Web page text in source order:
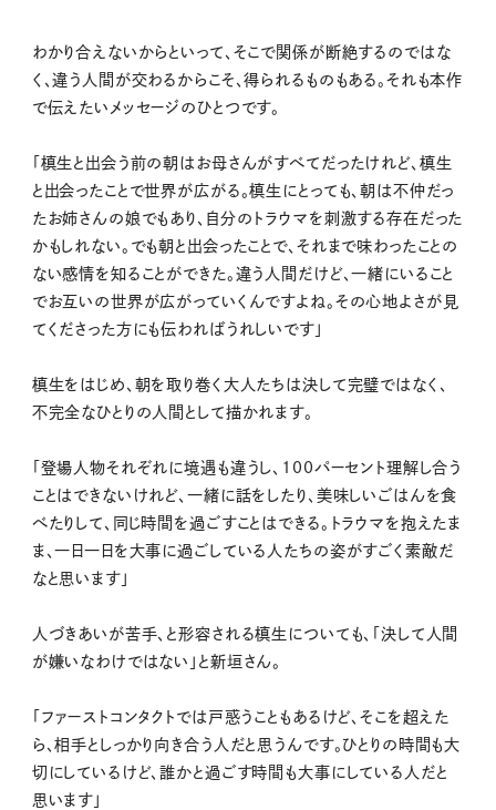
わかり合えないからといって、そこで関係が断絶するのではな
く、違う人間が交わるからこそ、得られるものもある。それも本作
で伝えたいメッセージのひとつです。
「槙生と出会う前の朝はお母さんがすべてだったけれど、槙生
と出会ったことで世界が広がる。槙生にとっても、朝は不仲だっ
たお姉さんの娘でもあり、自分のトラウマを刺激する存在だった
かもしれない。でも朝と出会ったことで、それまで味わったことの
ない感情を知ることができた。違う人間だけど、一緒にいること
でお互いの世界が広がっていくんですよね。その心地よさが見
てくださった方にも伝わればうれしいです」
槙生をはじめ、朝を取り巻く大人たちは決して完璧ではなく、
不完全なひとりの人間として描かれます。
「登場人物それぞれに境遇も違うし、100パーセント理解し合う
ことはできないけれど、一緒に話をしたり、美味しいごはんを食
べたりして、同じ時間を過ごすことはできる。トラウマを抱えたま
ま、一日一日を大事に過ごしている人たちの姿がすごく素敵だ
なと思います」
人づきあいが苦手、と形容される槙生についても、「決して人間
が嫌いなわけではない」と新垣さん。
「ファーストコンタクトでは戸惑うこともあるけど、そこを超えた
ら、相手としっかり向き合う人だと思うんです。ひとりの時間も大
切にしているけど、誰かと過ごす時間も大事にしている人だと
思います」